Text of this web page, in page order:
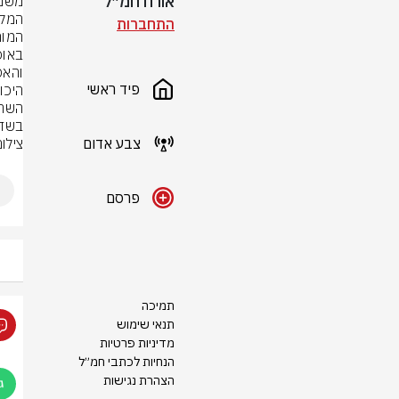
התחברות
פיד ראשי
צבע אדום
פרסם
תמיכה
תנאי שימוש
מדיניות פרטיות
הנחיות לכתבי חמ״ל
הצהרת נגישות